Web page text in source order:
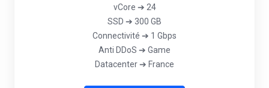
vCore ➔ 24
SSD ➔ 300 GB
Connectivité ➔ 1 Gbps
‎Anti DDoS ➔ Game
Datacenter ➔ France